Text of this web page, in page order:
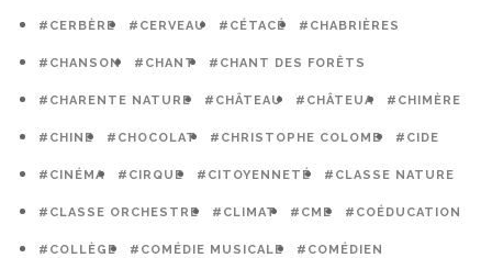
#CERBÈRE #CERVEAU #CÉTACÉ #CHABRIÈRES
#CHANSON #CHANT #CHANT DES FORÊTS
#CHARENTE NATURE #CHÂTEAU #CHÂTEUA #CHIMÈRE
#CHINE #CHOCOLAT #CHRISTOPHE COLOMB #CIDE
#CINÉMA #CIRQUE #CITOYENNETÉ #CLASSE NATURE
#CLASSE ORCHESTRE #CLIMAT #CME #COÉDUCATION
#COLLÈGE #COMÉDIE MUSICALE #COMÉDIEN